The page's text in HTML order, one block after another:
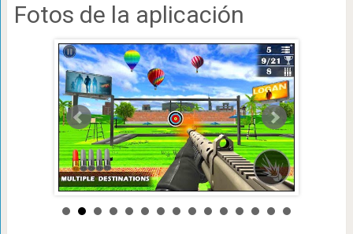
Fotos de la aplicación